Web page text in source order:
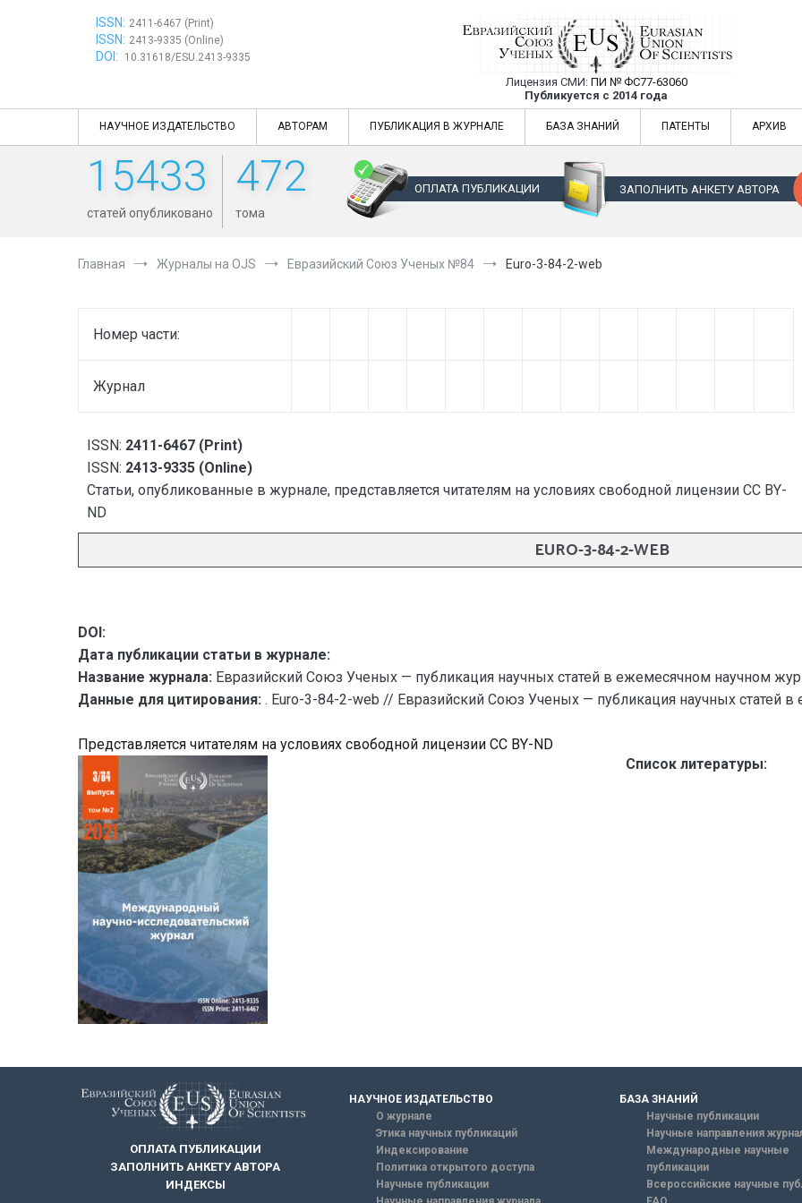
ISSN: 2411-6467 (Print)
ISSN: 2413-9335 (Online)
DOI: 10.31618/ESU.2413-9335
Евразийский Союз Ученых —
Лицензия СМИ: ПИ № ФС77-63060
Публикуется с 2014 года
Евразийский Союз Ученых — публикация научных статей в
НАУЧНОЕ ИЗДАТЕЛЬСТВО АВТОРАМ ПУБЛИКАЦИЯ В ЖУРНАЛЕ БАЗА ЗНАНИЙ ПАТЕНТЫ АРХИВ
15433
статей опубликовано
472
тома
ОПЛАТА ПУБЛИКАЦИИ ЗАПОЛНИТЬ АНКЕТУ АВТОРА
Главная Журналы на OJS Евразийский Союз Ученых №84 Euro-3-84-2-web
Номер части:
Журнал
ISSN: 2411-6467 (Print)
ISSN: 2413-9335 (Online)
Статьи, опубликованные в журнале, представляется читателям на условиях свободной лицензии CC BY-
ND
EURO-3-84-2-WEB
DOI:
Дата публикации статьи в журнале:
Название журнала: Евразийский Союз Ученых — публикация научных статей в ежемесячном научном
Данные для цитирования: . Euro-3-84-2-web // Евразийский Союз Ученых — публикация научных статей
Представляется читателям на условиях свободной лицензии CC BY-ND
Список литературы:
ОПЛАТА ПУБЛИКАЦИИ
ЗАПОЛНИТЬ АНКЕТУ АВТОРА
ИНДЕКСЫ
НАУЧНОЕ ИЗДАТЕЛЬСТВО
О журнале
Этика научных публикаций
Индексирование
Политика открытого доступа
Научные публикации
БАЗА ЗНАНИЙ
Научные публикации
Научные направления
Международные научные
публикации
Всероссийские научные